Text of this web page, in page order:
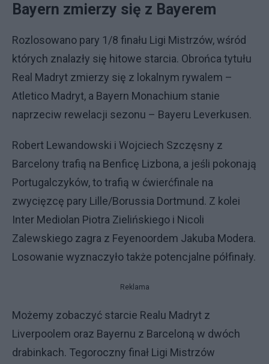
Bayern zmierzy się z Bayerem
Rozlosowano pary 1/8 finału Ligi Mistrzów, wśród
których znalazły się hitowe starcia. Obrońca tytułu
Real Madryt zmierzy się z lokalnym rywalem –
Atletico Madryt, a Bayern Monachium stanie
naprzeciw rewelacji sezonu – Bayeru Leverkusen.
Robert Lewandowski i Wojciech Szczęsny z
Barcelony trafią na Benficę Lizbona, a jeśli pokonają
Portugalczyków, to trafią w ćwierćfinale na
zwycięzcę pary Lille/Borussia Dortmund. Z kolei
Inter Mediolan Piotra Zielińskiego i Nicoli
Zalewskiego zagra z Feyenoordem Jakuba Modera.
Losowanie wyznaczyło także potencjalne półfinały.
Reklama
Możemy zobaczyć starcie Realu Madryt z
Liverpoolem oraz Bayernu z Barceloną w dwóch
drabinkach. Tegoroczny finał Ligi Mistrzów